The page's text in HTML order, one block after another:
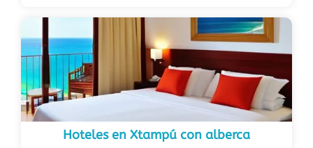
Hoteles en Xtampú con alberca